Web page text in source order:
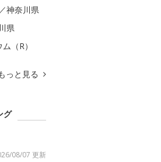
神奈川県
県
（R）
っと見る
グ
08/07 更新